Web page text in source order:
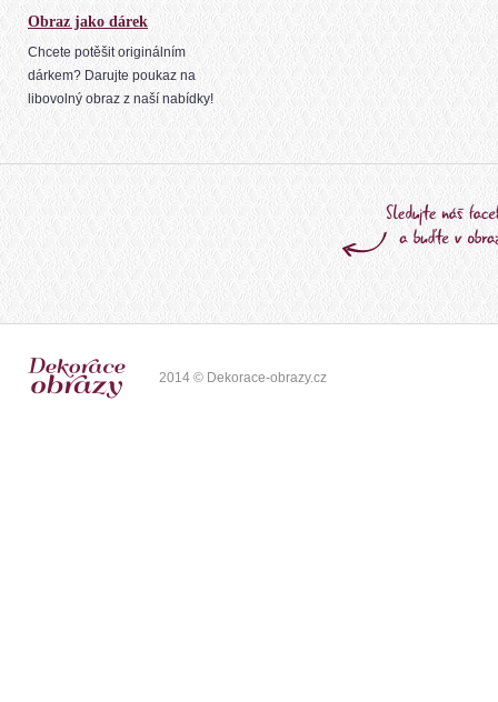
Obraz jako dárek
Chcete potěšit originálním
dárkem? Darujte poukaz na
libovolný obraz z naší nabídky!
2014 © Dekorace-obrazy.cz